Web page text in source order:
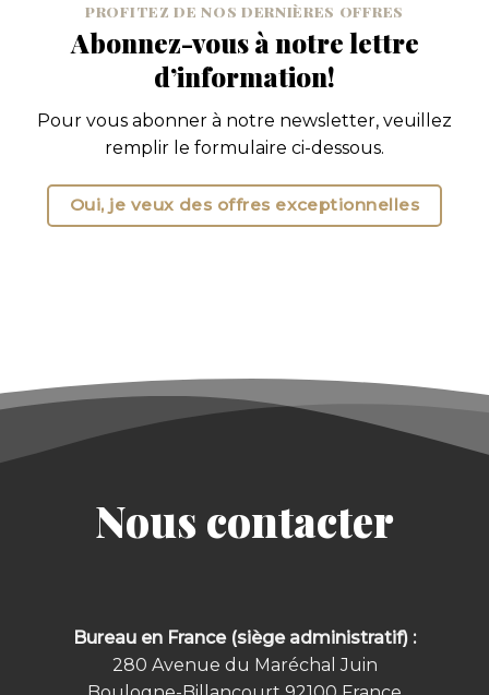
PROFITEZ DE NOS DERNIÈRES OFFRES
Abonnez-vous à notre lettre
d’information!
Pour vous abonner à notre newsletter, veuillez
remplir le formulaire ci-dessous.
Oui, je veux des offres exceptionnelles
Nous contacter
Bureau en France (siège administratif) :
280 Avenue du Maréchal Juin